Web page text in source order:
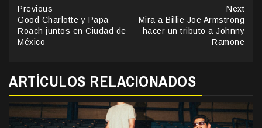
Continue
Reading
Previous
Good Charlotte y Papa
Roach juntos en Ciudad de
México
Next
Mira a Billie Joe Armstrong
hacer un tributo a Johnny
Ramone
ARTÍCULOS RELACIONADOS